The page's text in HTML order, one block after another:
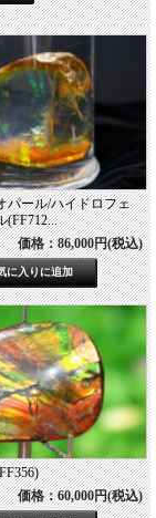
パール/ハイドロフェ
(FF712...
価格：86,000円(税込)
価格：60,000円(税込)